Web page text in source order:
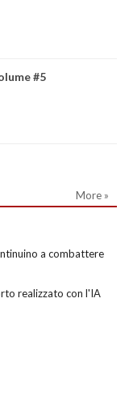
#5
More »
a combattere
realizzato con l'IA